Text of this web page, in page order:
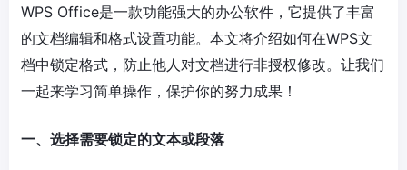
WPS Office是一款功能强大的办公软件，它提供了丰富
的文档编辑和格式设置功能。本文将介绍如何在WPS文
档中锁定格式，防止他人对文档进行非授权修改。让我们
一起来学习简单操作，保护你的努力成果！
一、选择需要锁定的文本或段落